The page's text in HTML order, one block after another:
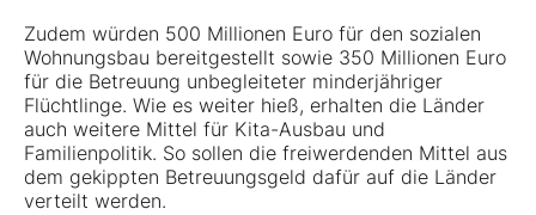
Zudem würden 500 Millionen Euro für den sozialen
Wohnungsbau bereitgestellt sowie 350 Millionen Euro
für die Betreuung unbegleiteter minderjähriger
Flüchtlinge. Wie es weiter hieß, erhalten die Länder
auch weitere Mittel für Kita-Ausbau und
Familienpolitik. So sollen die freiwerdenden Mittel aus
dem gekippten Betreuungsgeld dafür auf die Länder
verteilt werden.